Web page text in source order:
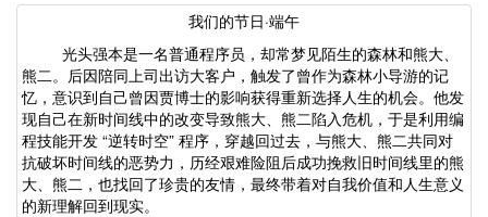
我们的节日·端午
光头强本是一名普通程序员，却常梦见陌生的森林和熊大、
熊二。后因陪同上司出访大客户，触发了曾作为森林小导游的记
忆，意识到自己曾因贾博士的影响获得重新选择人生的机会。他发
现自己在新时间线中的改变导致熊大、熊二陷入危机，于是利用编
程技能开发 “逆转时空” 程序，穿越回过去，与熊大、熊二共同对
抗破坏时间线的恶势力，历经艰难险阻后成功挽救旧时间线里的熊
大、熊二，也找回了珍贵的友情，最终带着对自我价值和人生意义
的新理解回到现实。